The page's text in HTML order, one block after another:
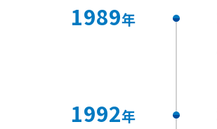
1989年
1992年